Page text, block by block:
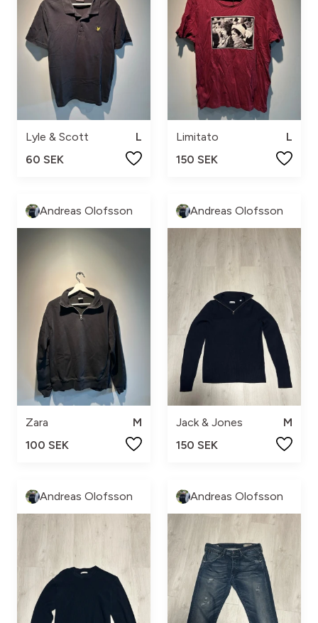
Lyle & Scott
L
60 SEK
Limitato
L
150 SEK
Andreas Olofsson
Zara
M
100 SEK
Andreas Olofsson
Jack & Jones
M
150 SEK
Andreas Olofsson Andreas Olofsson